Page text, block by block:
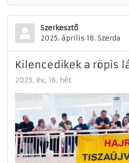
Szerkesztő
2025. április 16. Szerda
Kilencedikek a röpis
2025. év 16. hét